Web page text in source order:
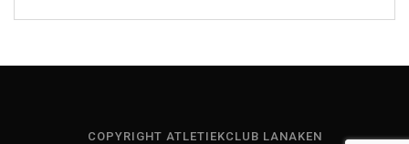
COPYRIGHT ATLETIEKCLUB LANAKEN